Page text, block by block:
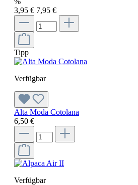
3,95 € 7,95 €
Tipp
Verfügbar
Alta Moda Cotolana
6,50 €
Verfügbar